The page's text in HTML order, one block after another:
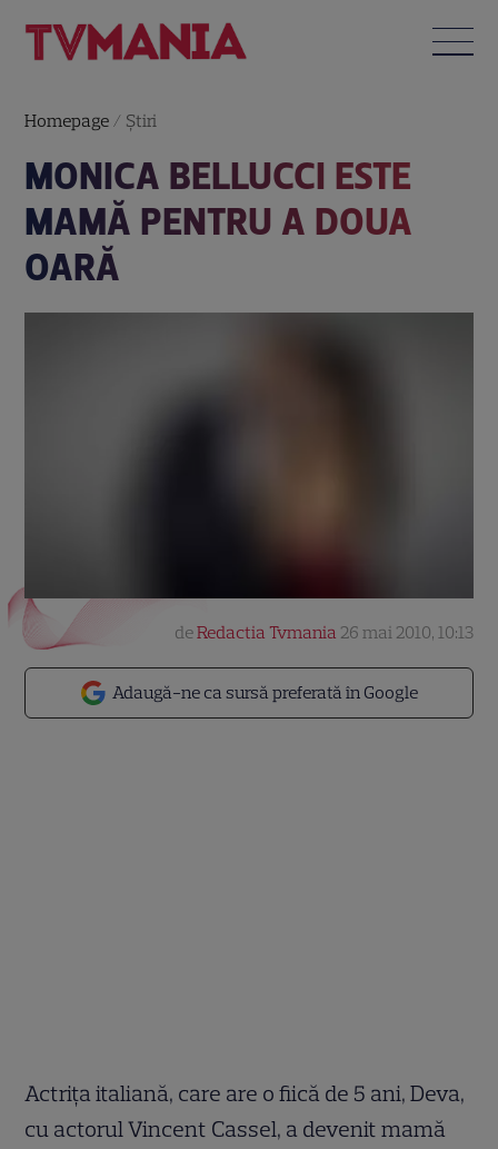
Homepage / Știri
MONICA BELLUCCI ESTE
MAMĂ PENTRU A DOUA
OARĂ
Adaugă-ne ca sursă preferată în Google
deRedactia Tvmania 26 mai 2010, 10:13
Actriţa italiană, care are o fiică de 5 ani, Deva,
cu actorul Vincent Cassel, a devenit mamă